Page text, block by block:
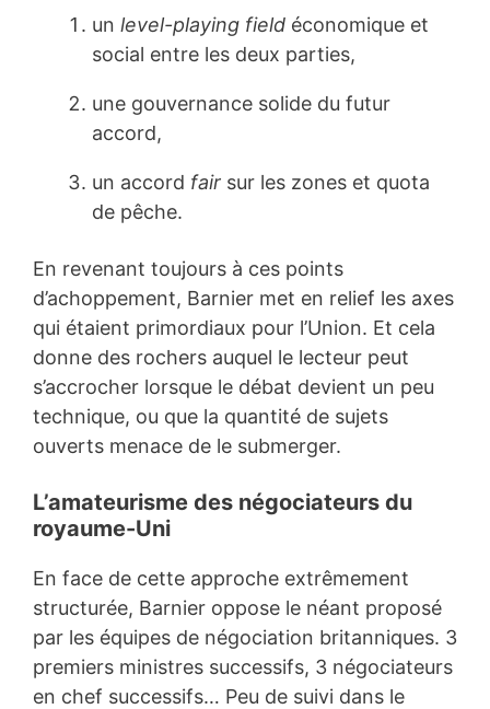
un level-playing field économique et
social entre les deux parties,
une gouvernance solide du futur
accord,
un accord fair sur les zones et quota
de pêche.
En revenant toujours à ces points
d’achoppement, Barnier met en relief les axes
qui étaient primordiaux pour l’Union. Et cela
donne des rochers auquel le lecteur peut
s’accrocher lorsque le débat devient un peu
technique, ou que la quantité de sujets
ouverts menace de le submerger.
L’amateurisme des négociateurs du
royaume-Uni
En face de cette approche extrêmement
structurée, Barnier oppose le néant proposé
par les équipes de négociation britanniques. 3
premiers ministres successifs, 3 négociateurs
en chef successifs… Peu de suivi dans le